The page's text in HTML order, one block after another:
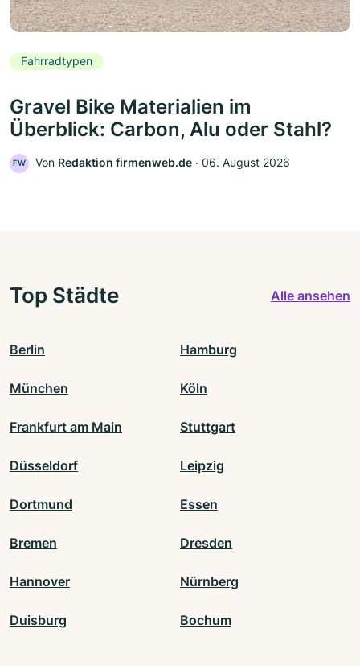
Fahrradtypen
Gravel Bike Materialien im
Überblick: Carbon, Alu oder Stahl?
FW Von Redaktion firmenweb.de ‧ 06. August 2026
Top Städte Alle ansehen
Berlin Hamburg
München Köln
Frankfurt am Main Stuttgart
Düsseldorf Leipzig
Dortmund Essen
Bremen Dresden
Hannover Nürnberg
Duisburg Bochum